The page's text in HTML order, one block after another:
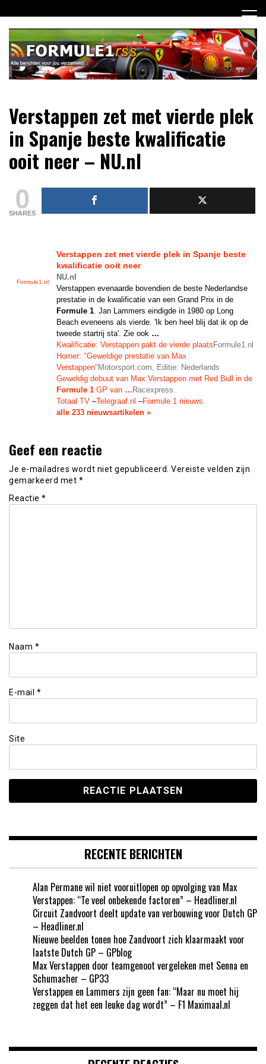
naar
inhoud
Formule 1 RSS
verzameld!
Verstappen zet met vierde plek
in Spanje beste kwalificatie
ooit neer – NU.nl
0
SHARES
Formule1.nl
Verstappen zet met vierde plek in Spanje beste
kwalificatie ooit neer
NU.nl
Verstappen evenaarde bovendien de beste Nederlandse
prestatie in de kwalificatie van een Grand Prix in de
Formule 1. Jan Lammers eindigde in 1980 op Long
Beach eveneens als vierde. 'Ik ben heel blij dat ik op de
tweede startrij sta'. Zie ook …
Kwalificatie: Verstappen pakt de vierde plaats Formule1.nl
Horner: "Geweldige prestatie van Max
Verstappen" Motorsport.com, Editie: Nederlands
Geweldig debuut van Max Verstappen met Red Bull in de
Formule 1 GP van … Racexpress
Totaal TV –Telegraaf.nl –Formule 1 nieuws
alle 233 nieuwsartikelen »
Geef een reactie
Je e-mailadres wordt niet gepubliceerd. Vereiste velden zijn
gemarkeerd met *
Reactie *
Naam *
E-mail *
Site
RECENTE BERICHTEN
Alan Permane wil niet vooruitlopen op opvolging van Max
Verstappen: “Te veel onbekende factoren” – Headliner.nl
Circuit Zandvoort deelt update van verbouwing voor Dutch GP
– Headliner.nl
Nieuwe beelden tonen hoe Zandvoort zich klaarmaakt voor
laatste Dutch GP – GPblog
Max Verstappen door teamgenoot vergeleken met Senna en
Schumacher – GP33
Verstappen en Lammers zijn geen fan: “Maar nu moet hij
zeggen dat het een leuke dag wordt” – F1 Maximaal.nl